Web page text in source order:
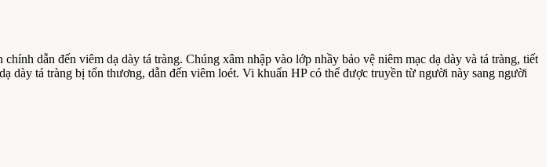
dẫn đến viêm dạ dày tá tràng. Chúng xâm nhập vào lớp nhầy bảo vệ niêm mạc dạ dày và tá tràng, tiết
dày tá tràng bị tổn thương, dẫn đến viêm loét. Vi khuẩn HP có thể được truyền từ người này sang người